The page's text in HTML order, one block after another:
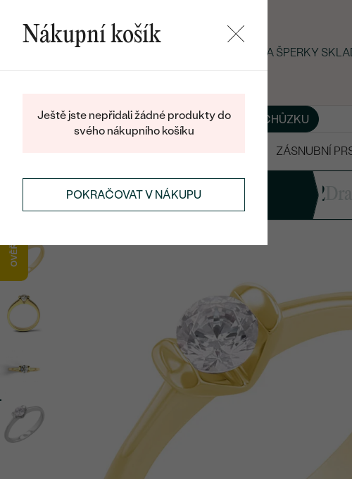
LETNÍ BLACK FRIDAY: −25 % NA ŠPERKY
BLOGŠPERKY NA MÍRU DOMLUVIT SI SCHŮZKU
ZÁSNUBNÍ
2
Nákupní košík
Ještě jste nepřidali žádné produkty do
svého nákupního košíku
POKRAČOVAT V NÁKUPU